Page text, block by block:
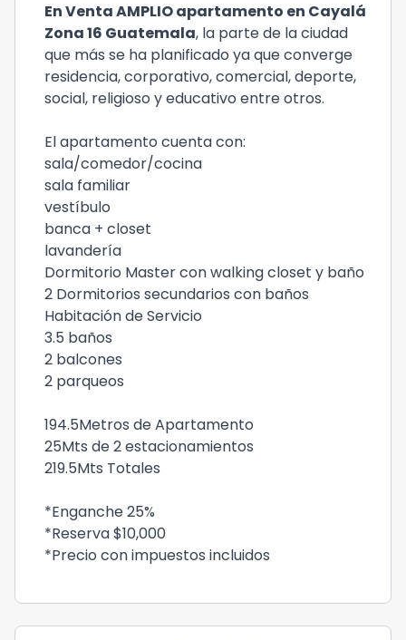
En Venta AMPLIO apartamento en Cayalá
Zona 16 Guatemala, la parte de la ciudad
que más se ha planificado ya que converge
residencia, corporativo, comercial, deporte,
social, religioso y educativo entre otros.
El apartamento cuenta con:
sala/comedor/cocina
sala familiar
vestíbulo
banca + closet
lavandería
Dormitorio Master con walking closet y baño
2 Dormitorios secundarios con baños
Habitación de Servicio
3.5 baños
2 balcones
2 parqueos
194.5Metros de Apartamento
25Mts de 2 estacionamientos
219.5Mts Totales
*Enganche 25%
*Reserva $10,000
*Precio con impuestos incluidos